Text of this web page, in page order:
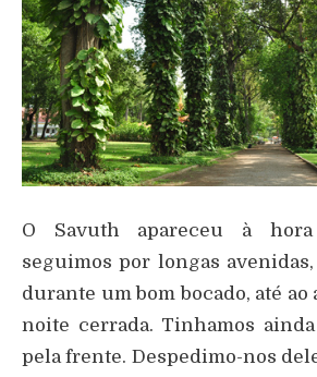
O Savuth apareceu à
seguimos por longas
durante um bom bocado, até ao
noite cerrada. Tinhamos
pela frente. Despedimo-nos